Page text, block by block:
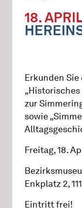
18.
Erkunden
„Historisches
zur
sowie
Freitag, 18.
Enkplatz 2,
Eintritt frei!